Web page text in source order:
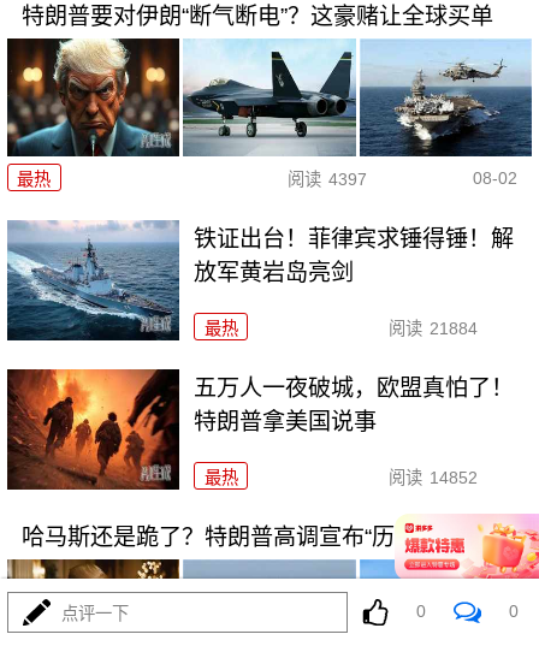
特朗普要对伊朗“断气断电”？这豪赌让全球买单
最热 阅读 4397 08-02
铁证出台！菲律宾求锤得锤！解
放军黄岩岛亮剑
最热 阅读 21884
五万人一夜破城，欧盟真怕了！
特朗普拿美国说事
最热 阅读 14852
哈马斯还是跪了？特朗普高调宣布“历史性协议”
点评一下 0 0